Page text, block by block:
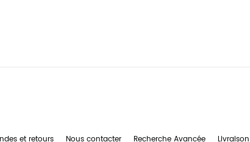
et retours Nous contacter Recherche Avancée Livraison